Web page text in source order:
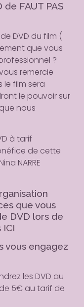
FAUT PAS
DVD du film (
que vous
?
remercie
film sera
le pouvoir sur
nous
à tarif
de cette
NARRE
que vous
DVD lors de
ICI
vous engagez
les DVD au
de 5€ au tarif de